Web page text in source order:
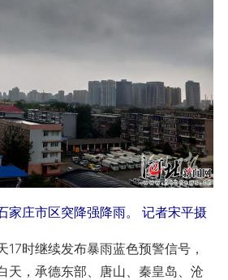
家庄市区突降强降雨。 记者宋平摄
时继续发布暴雨蓝色预警信号，
天，承德东部、唐山、秦皇岛、沧